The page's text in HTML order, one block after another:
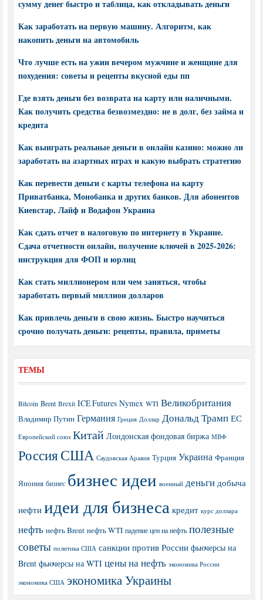
сумму денег быстро и таблица, как откладывать деньги
Как заработать на первую машину. Алгоритм, как
накопить деньги на автомобиль
Что лучше есть на ужин вечером мужчине и женщине для
похудения: советы и рецепты вкусной еды пп
Где взять деньги без возврата на карту или наличными.
Как получить средства безвозмездно: не в долг, без займа и
кредита
Как выиграть реальные деньги в онлайн казино: можно ли
заработать на азартных играх и какую выбрать стратегию
Как перевести деньги с карты телефона на карту
Приватбанка, Монобанка и других банков. Для абонентов
Киевстар, Лайф и Водафон Украина
Как сдать отчет в налоговую по интернету в Украине.
Сдача отчетности онлайн, получение ключей в 2025-2026:
инструкция для ФОП и юрлиц
Как стать миллионером или чем заняться, чтобы
заработать первый миллион долларов
Как привлечь деньги в свою жизнь. Быстро научиться
срочно получать деньги: рецепты, правила, приметы
ТЕМЫ
Bitcoin Brent Brexit ICE Futures Nymex WTI Великобритания
Владимир Путин Германия Греция Доллар Дональд Трамп ЕС
Европейский союз Китай Лондонская фондовая биржа МВФ
РоссияСША Саудовская Аравия Турция Украина Франция
Япония бизнес бизнес идеи военный деньги добыча
нефти идеи для бизнеса кредит курс доллара
нефть нефть Brent нефть WTI падение цен на нефть полезные
советы политика США санкции против России фьючерсы на
Brent фьючерсы на WTI цены на нефть экономика России
экономика США экономика Украины